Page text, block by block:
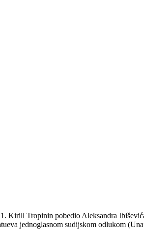
Kirill Tropinin pobedio Aleksandra
jednoglasnom sudijskom odlukom